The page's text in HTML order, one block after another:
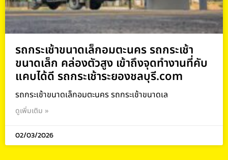
รถกระเช้าขนาดเล็กอมตะนคร รถกระเช้า
ขนาดเล็ก คล่องตัวสูง เข้าถึงจุดทำงานที่คับ
แคบได้ดี รถกระเช้าระยองชลบุรี.com
รถกระเช้าขนาดเล็กอมตะนคร รถกระเช้าขนาดเล
ดูเพิ่มเติม »
02/03/2026